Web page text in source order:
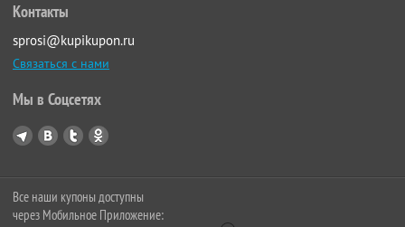
Контакты
sprosi@kupikupon.ru
Связаться с нами
Мы в Соцсетях
Все наши купоны доступны
через Мобильное Приложение: